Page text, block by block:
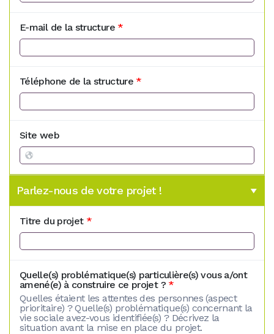
E-mail de la structure *
Téléphone de la structure *
Site web
Parlez-nous de votre projet !
Titre du projet *
Quelle(s) problématique(s) particulière(s) vous a/ont
amené(e) à construire ce projet ? *
Quelles étaient les attentes des personnes (aspect
prioritaire) ? Quelle(s) problématique(s) concernant la
vie sociale avez-vous identifiée(s) ? Décrivez la
situation avant la mise en place du projet.